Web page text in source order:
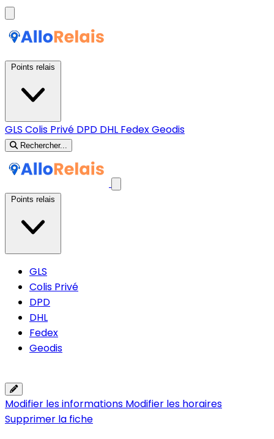
GLS Colis Privé DPD DHL FedexGeodis
Rechercher...
GLS
Colis Privé
DPD
DHL
Fedex
Geodis
Modifier les informations Modifier les horaires
Supprimer la fiche